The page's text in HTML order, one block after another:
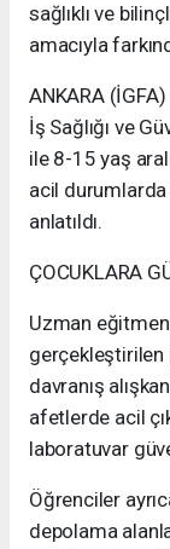
sağlıklı ve
amacıyla
ANKARA
İş Sağlığı ve
ile 8-15 yaş
acil
anlatıldı.
ÇOCUKLARA
Uzman
gerçekleştirilen
davranış
afetlerde acil
laboratuvar
Öğrenciler
depolama